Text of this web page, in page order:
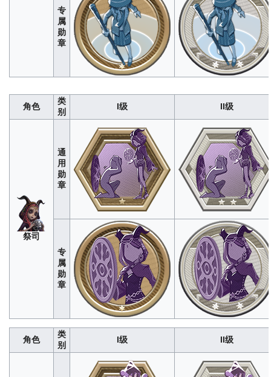
140042008400
野
148044408880
专
属
勋
章
角色
类
别
I级 II级
祭司
通
用
勋
章
专
属
勋
章
角色
类
别
I级 II级